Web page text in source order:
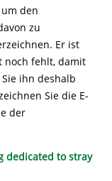
den
zu
Er ist
noch fehlt, damit
ihn deshalb
Sie die E-
der
dedicated to stray